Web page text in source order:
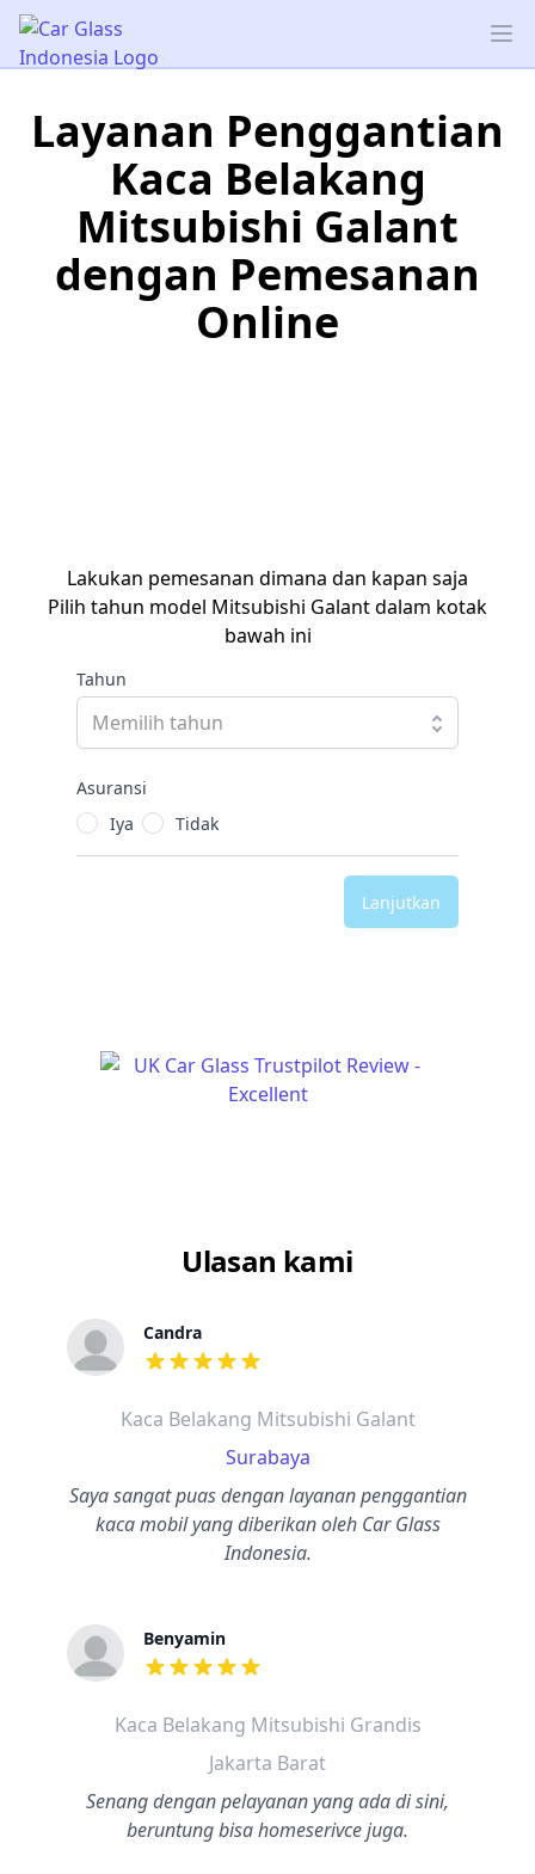
Car Glass Indonesia
Layanan Penggantian
Kaca Belakang
Mitsubishi Galant
dengan Pemesanan
Online
Lakukan pemesanan dimana dan kapan saja
Pilih tahun model Mitsubishi Galant dalam kotak
bawah ini
Tahun
Asuransi
Iya
Tidak
Lanjutkan
Ulasan kami
Candra
dari ulasan adalah bintang lima
Kaca Belakang Mitsubishi Galant
Surabaya
Saya sangat puas dengan layanan penggantian
kaca mobil yang diberikan oleh Car Glass
Indonesia.
Benyamin
dari ulasan adalah bintang lima
Kaca Belakang Mitsubishi Grandis
Jakarta Barat
Senang dengan pelayanan yang ada di sini,
beruntung bisa homeserivce juga.